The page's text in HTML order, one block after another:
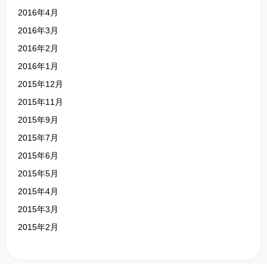
2016年4月
2016年3月
2016年2月
2016年1月
2015年12月
2015年11月
2015年9月
2015年7月
2015年6月
2015年5月
2015年4月
2015年3月
2015年2月